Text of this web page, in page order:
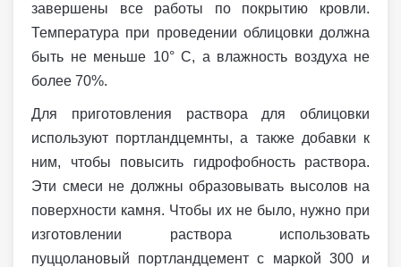
завершены все работы по покрытию кровли.
Температура при проведении облицовки должна
быть не меньше 10° С, а влажность воздуха не
более 70%.
Для приготовления раствора для облицовки
используют портландцемнты, а также добавки к
ним, чтобы повысить гидрофобность раствора.
Эти смеси не должны образовывать высолов на
поверхности камня. Чтобы их не было, нужно при
изготовлении раствора использовать
пуццолановый портландцемент с маркой 300 и